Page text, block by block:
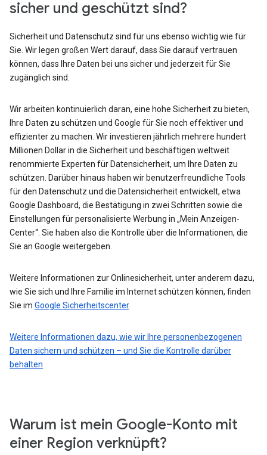
sicher und geschützt sind?
Sicherheit und Datenschutz sind für uns ebenso wichtig wie für
Sie. Wir legen großen Wert darauf, dass Sie darauf vertrauen
können, dass Ihre Daten bei uns sicher und jederzeit für Sie
zugänglich sind.
Wir arbeiten kontinuierlich daran, eine hohe Sicherheit zu bieten,
Ihre Daten zu schützen und Google für Sie noch effektiver und
effizienter zu machen. Wir investieren jährlich mehrere hundert
Millionen Dollar in die Sicherheit und beschäftigen weltweit
renommierte Experten für Datensicherheit, um Ihre Daten zu
schützen. Darüber hinaus haben wir benutzerfreundliche Tools
für den Datenschutz und die Datensicherheit entwickelt, etwa
Google Dashboard, die Bestätigung in zwei Schritten sowie die
Einstellungen für personalisierte Werbung in „Mein Anzeigen-
Center“. Sie haben also die Kontrolle über die Informationen, die
Sie an Google weitergeben.
Weitere Informationen zur Onlinesicherheit, unter anderem dazu,
wie Sie sich und Ihre Familie im Internet schützen können, finden
Sie im Google Sicherheitscenter.
Weitere Informationen dazu, wie wir Ihre personenbezogenen
Daten sichern und schützen – und Sie die Kontrolle darüber
behalten
Warum ist mein Google-Konto mit
einer Region verknüpft?